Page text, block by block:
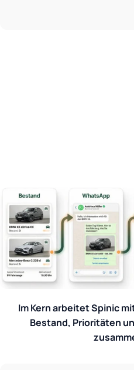
Im Kern arbeitet Spinic
Bestand, Prioritäten